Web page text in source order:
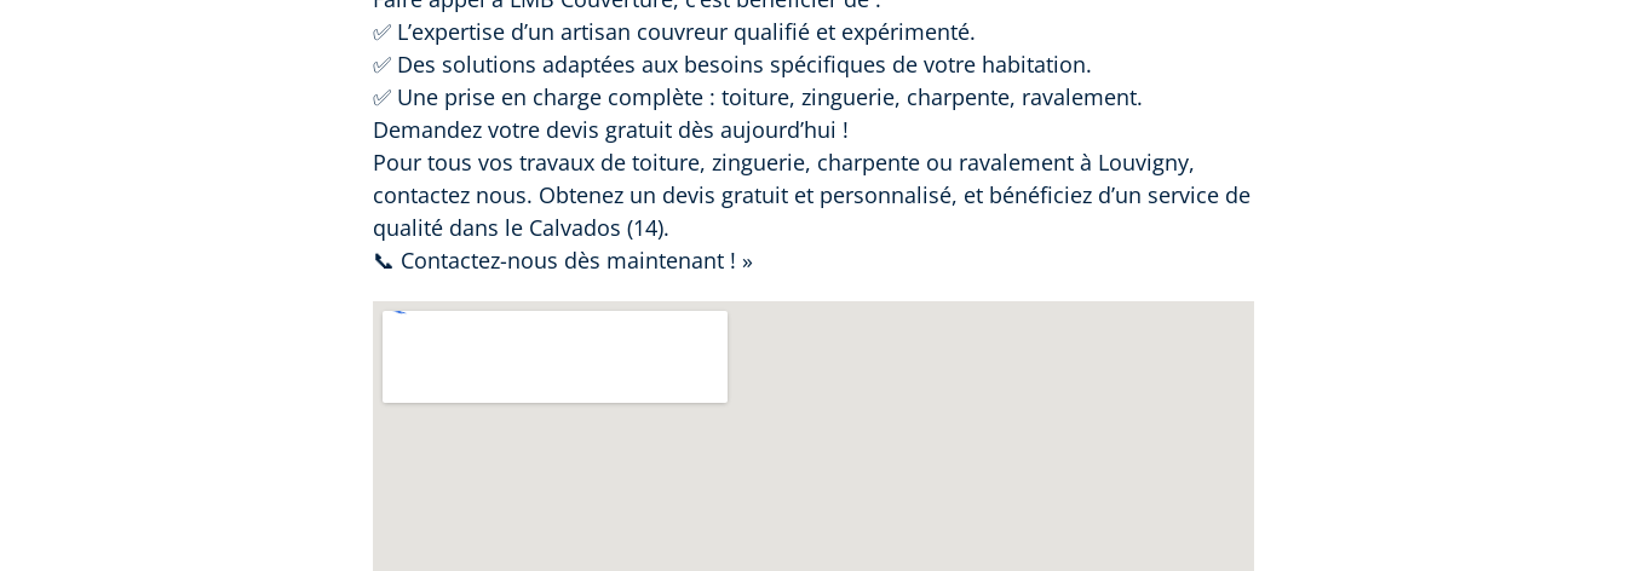
✅ L’expertise d’un artisan couvreur qualifié et expérimenté.
✅ Des solutions adaptées aux besoins spécifiques de votre habitation.
✅ Une prise en charge complète : toiture, zinguerie, charpente, ravalement.
Demandez votre devis gratuit dès aujourd’hui !
Pour tous vos travaux de toiture, zinguerie, charpente ou ravalement à Louvigny,
contactez nous. Obtenez un devis gratuit et personnalisé, et bénéficiez d’un service de
qualité dans le Calvados (14).
📞 Contactez-nous dès maintenant ! »